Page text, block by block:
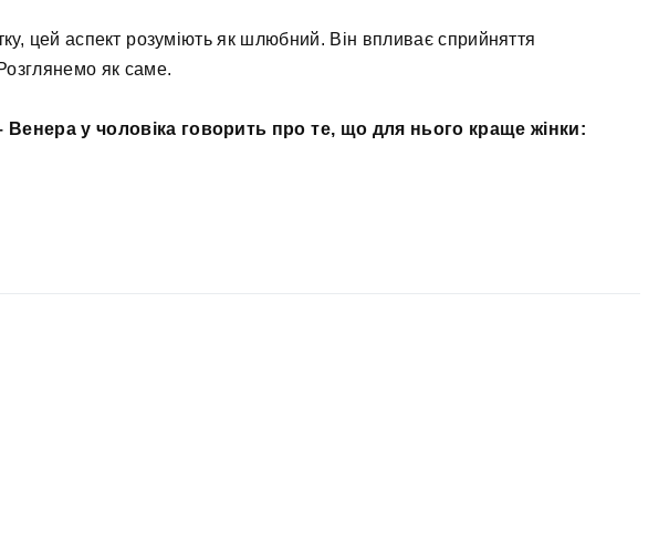
цей аспект розуміють як шлюбний. Він впливає сприйняття
як саме.
у чоловіка говорить про те, що для нього краще жінки: